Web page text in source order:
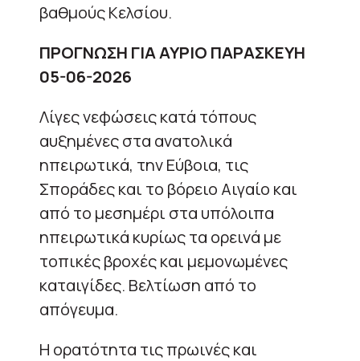
βαθμούς Κελσίου.
ΠΡΟΓΝΩΣΗ ΓΙΑ ΑΥΡΙΟ ΠΑΡΑΣΚΕΥΗ
05-06-2026
Λίγες νεφώσεις κατά τόπους
αυξημένες στα ανατολικά
ηπειρωτικά, την Εύβοια, τις
Σποράδες και το βόρειο Αιγαίο και
από το μεσημέρι στα υπόλοιπα
ηπειρωτικά κυρίως τα ορεινά με
τοπικές βροχές και μεμονωμένες
καταιγίδες. Βελτίωση από το
απόγευμα.
Η ορατότητα τις πρωινές και